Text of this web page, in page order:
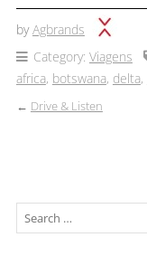
byAgbrands
Category: Viagens
africa, botswana, delta,
← Drive & Listen